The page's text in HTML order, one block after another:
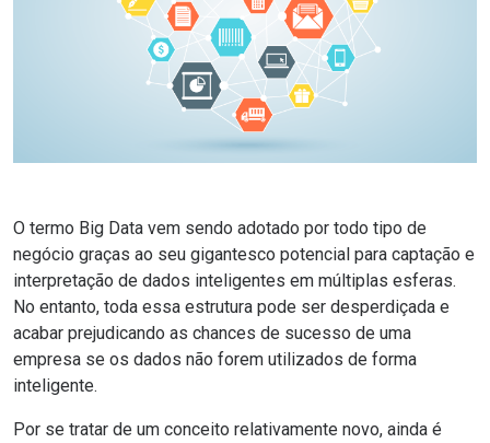
O termo Big Data vem sendo adotado por todo tipo de
negócio graças ao seu gigantesco potencial para captação e
interpretação de dados inteligentes em múltiplas esferas.
No entanto, toda essa estrutura pode ser desperdiçada e
acabar prejudicando as chances de sucesso de uma
empresa se os dados não forem utilizados de forma
inteligente.
Por se tratar de um conceito relativamente novo, ainda é